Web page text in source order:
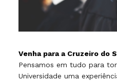
Venha para a Cruzeiro do
Pensamos em tudo para
Universidade uma